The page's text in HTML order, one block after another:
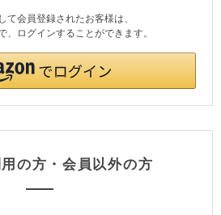
会員登録されたお客様は、
ログインすることができます。
の方・会員以外の方